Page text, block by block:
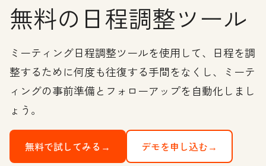
無料の日程調整ツール
ミーティング日程調整ツールを使用して、日程を調
整するために何度も往復する手間をなくし、ミーテ
ィングの事前準備とフォローアップを自動化しまし
ょう。
無料で試してみる→ デモを申し込む→